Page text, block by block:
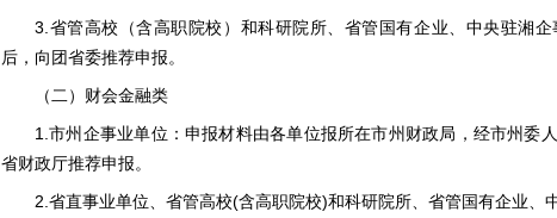
3.省管高校（含高职院校）和科研院所、省管国有企业、中央驻湘
后，向团省委推荐申报。
（二）财会金融类
1.市州企事业单位：申报材料由各单位报所在市州财政局，经市州委
省财政厅推荐申报。
2.省直事业单位、省管高校(含高职院校)和科研院所、省管国有企业、